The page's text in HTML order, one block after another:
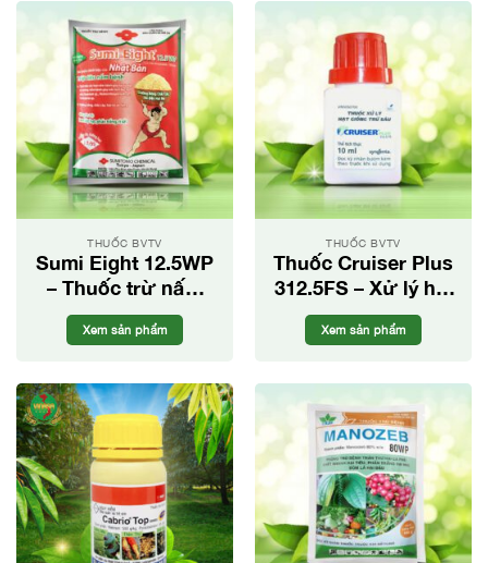
THUỐC BVTV
Sumi Eight 12.5WP
– Thuốc trừ nấm
phổ rộng chứa
Diniconazole
Xem sản phẩm
THUỐC BVTV
Thuốc Cruiser Plus
312.5FS – Xử lý hạt
giống hiệu quả
Xem sản phẩm